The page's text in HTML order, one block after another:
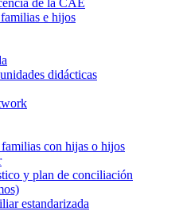
e hijos
didácticas
con hijas o hijos
y plan de conciliación
estandarizada